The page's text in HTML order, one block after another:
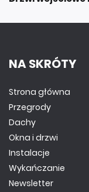
NA SKRÓTY
Strona główna
Przegrody
Dachy
Okna i drzwi
Instalacje
Wykańczanie
Newsletter